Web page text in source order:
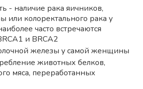
- наличие рака яичников,
или колоректального рака у
часто встречаются
и BRCA2
железы у самой женщины
животных белков,
мяса, переработанных